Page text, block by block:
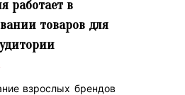
работает в
товаров для
взрослых брендов